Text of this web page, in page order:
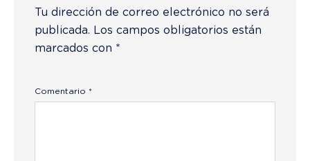
Tu dirección de correo electrónico no será
publicada. Los campos obligatorios están
marcados con *
Comentario *